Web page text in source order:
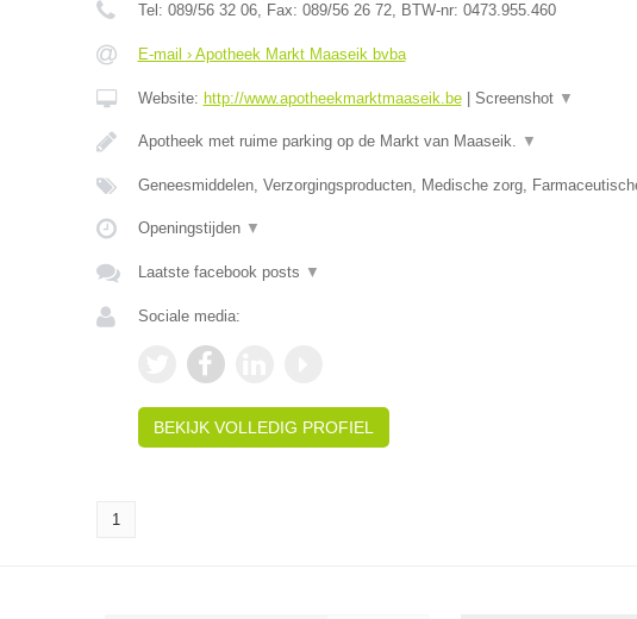
Tel: 089/56 32 06, Fax: 089/56 26 72, BTW-nr: 0473.955.460
E-mail › Apotheek Markt Maaseik bvba
Website: http://www.apotheekmarktmaaseik.be| Screenshot ▼
Apotheek met ruime parking op de Markt van Maaseik. ▼
Geneesmiddelen, Verzorgingsproducten, Medische zorg,
Openingstijden ▼
Laatste facebook posts ▼
Sociale media:
BEKIJK VOLLEDIG PROFIEL
1